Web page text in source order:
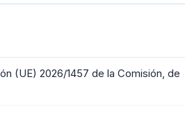
(UE) 2026/1457 de la Comisión, de